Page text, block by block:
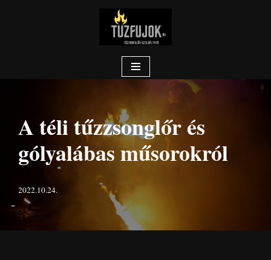
A téli tűzzsonglőr és
gólyalábas műsorokról
2022.10.24.